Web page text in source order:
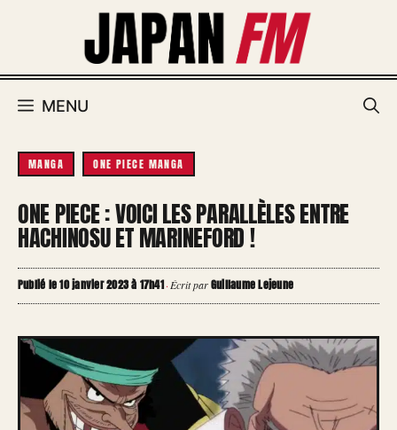
MENU
MANGA ONE PIECE MANGA
ONE PIECE : VOICI LES PARALLÈLES ENTRE
HACHINOSU ET MARINEFORD !
Publié le 10 janvier 2023 à 17h41·Écrit parGuillaume Lejeune